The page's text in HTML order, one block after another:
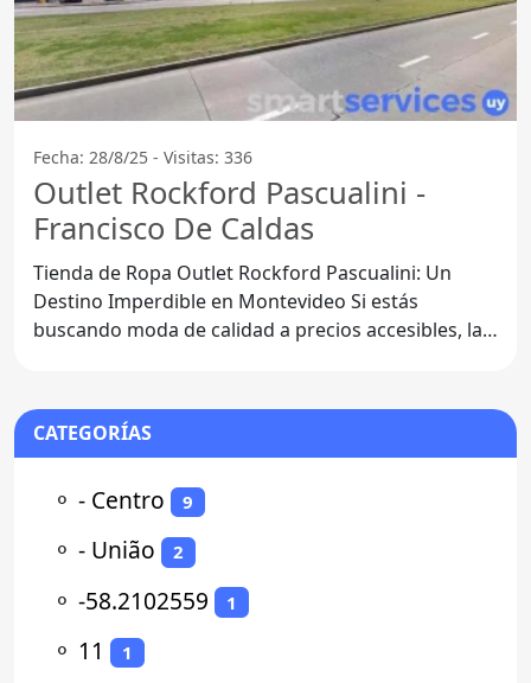
Fecha: 28/8/25 - Visitas: 336
Outlet Rockford Pascualini -
Francisco De Caldas
Tienda de Ropa Outlet Rockford Pascualini: Un
Destino Imperdible en Montevideo Si estás
buscando moda de calidad a precios accesibles, la
CATEGORÍAS
⚬ - Centro 9
⚬ - União 2
⚬ -58.2102559 1
⚬ 11 1